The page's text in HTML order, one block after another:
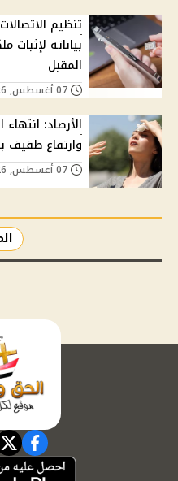
تنظيم
بياناته لإثبات
المقبل
الأرصاد:
وارتفاع طفيف